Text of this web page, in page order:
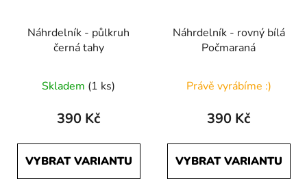
Náhrdelník - půlkruh
černá tahy
Skladem (1 ks)
390 Kč
VYBRAT VARIANTU
Náhrdelník - rovný bílá
Počmaraná
Právě vyrábíme :)
390 Kč
VYBRAT VARIANTU